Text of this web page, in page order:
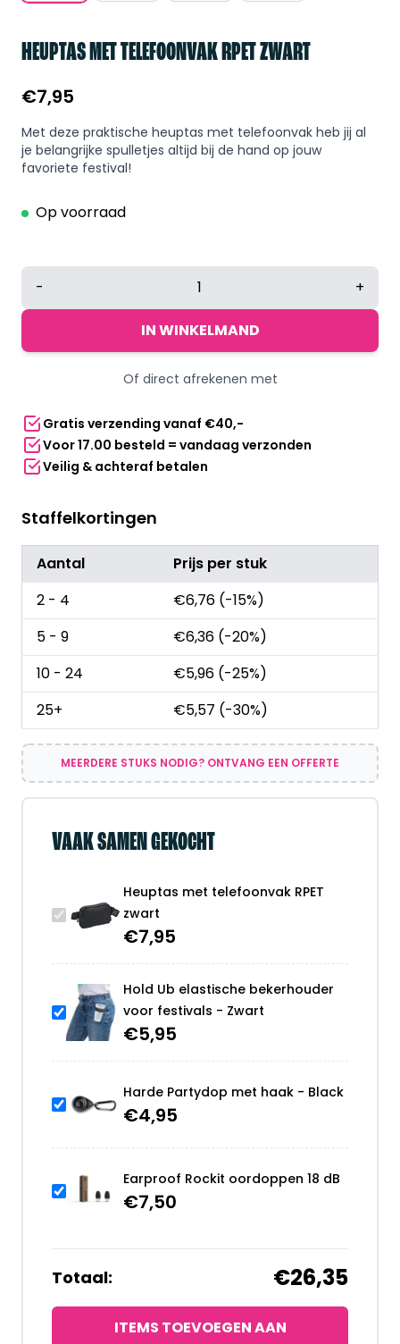
HEUPTAS MET TELEFOONVAK RPET ZWART
€7,95
Met deze praktische heuptas met telefoonvak heb jij al
je belangrijke spulletjes altijd bij de hand op jouw
favoriete festival!
Op voorraad
Heuptas
telefoonvak
- +
IN WINKELMAND
Of direct afrekenen met
Gratis verzending vanaf €40,-
Voor 17.00 besteld = vandaag verzonden
Veilig & achteraf betalen
Staffelkortingen
Aantal
Prijs per stuk
2 - 4
€6,76 (-15%)
5 - 9
€6,36 (-20%)
10 - 24
€5,96 (-25%)
25+
€5,57 (-30%)
MEERDERE STUKS NODIG? ONTVANG EEN OFFERTE
VAAK SAMEN GEKOCHT
Heuptas met telefoonvak RPET
zwart
€7,95
Hold Ub elastische bekerhouder
voor festivals - Zwart
€5,95
Harde Partydop met haak - Black
€4,95
Earproof Rockit oordoppen 18 dB
€7,50
Totaal: €26,35
ITEMS TOEVOEGEN AAN